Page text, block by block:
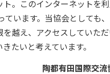
。このインターネットを
います。当協会としても
越え、アクセスしていた
たいと考えています。
陶都有田国際交